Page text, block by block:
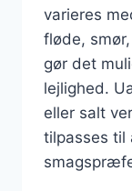
varieres
fløde,
gør det
lejlighed.
eller salt
tilpasses til